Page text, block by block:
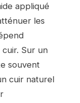
appliqué
les
Sur un
souvent
cuir naturel